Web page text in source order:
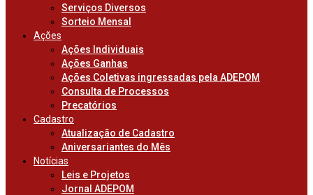
Serviços Diversos
Sorteio Mensal
Ações
Ações Individuais
Ações Ganhas
Ações Coletivas ingressadas pela ADEPOM
Consulta de Processos
Precatórios
Cadastro
Atualização de Cadastro
Aniversariantes do Mês
Notícias
Leis e Projetos
Jornal ADEPOM